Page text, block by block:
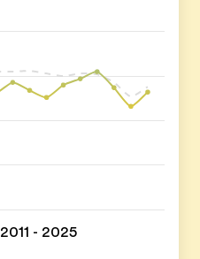
2011 - 2025